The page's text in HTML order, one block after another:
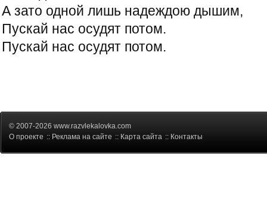
А зато одной лишь надеждою дышим,
Пускай нас осудят потом.
Пускай нас осудят потом.
© 2007-2026 www.razvlekalovka.com
О проекте :: Реклама на сайте :: Карта сайта :: Контакты